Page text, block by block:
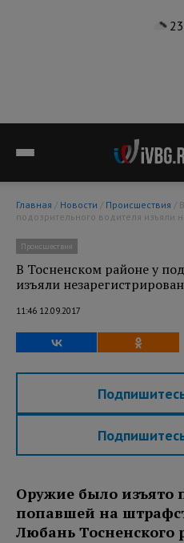
Главная / Новости / Происшествия
подозрительного водителя изъяли
Происшествия
В Тосненском районе у
изъяли
11:46 12.09.2017
Оружие было
попавшей на
Любань Тосненского